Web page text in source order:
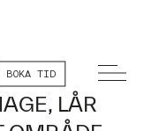
BOKA TID
LÅR